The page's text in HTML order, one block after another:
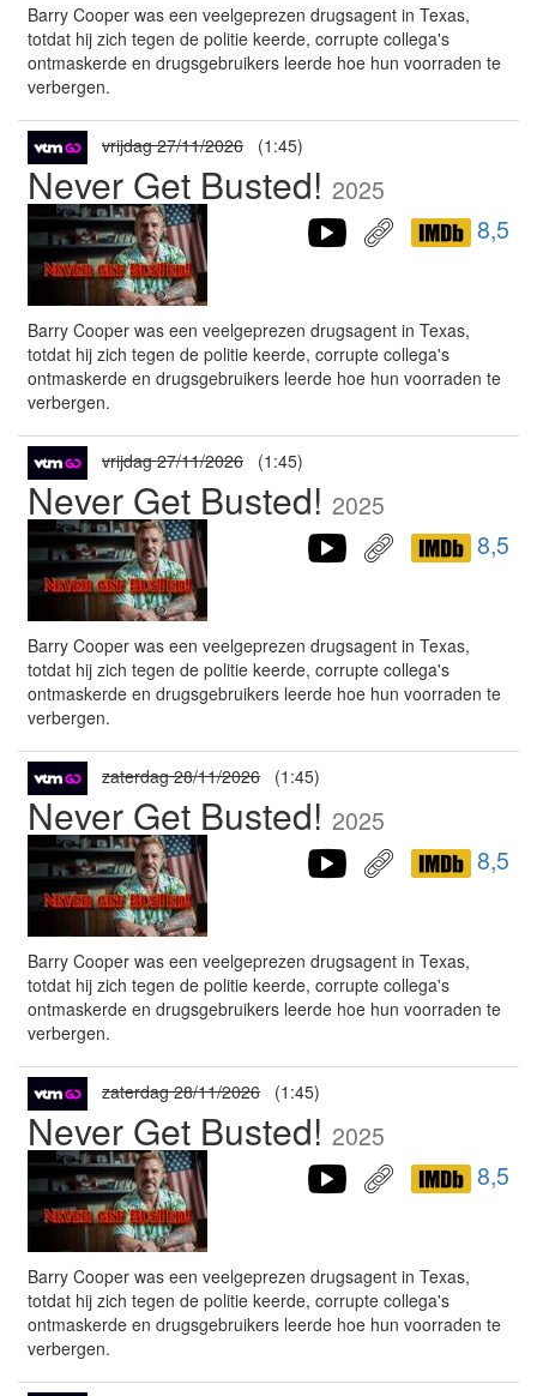
Barry Cooper was een veelgeprezen drugsagent in Texas,
totdat hij zich tegen de politie keerde, corrupte collega's
ontmaskerde en drugsgebruikers leerde hoe hun voorraden te
verbergen.
vrijdag 27/11/2026 (1:45)
Never Get Busted! 2025
8,5
Barry Cooper was een veelgeprezen drugsagent in Texas,
totdat hij zich tegen de politie keerde, corrupte collega's
ontmaskerde en drugsgebruikers leerde hoe hun voorraden te
verbergen.
vrijdag 27/11/2026 (1:45)
Never Get Busted! 2025
8,5
Barry Cooper was een veelgeprezen drugsagent in Texas,
totdat hij zich tegen de politie keerde, corrupte collega's
ontmaskerde en drugsgebruikers leerde hoe hun voorraden te
verbergen.
zaterdag 28/11/2026 (1:45)
Never Get Busted! 2025
8,5
Barry Cooper was een veelgeprezen drugsagent in Texas,
totdat hij zich tegen de politie keerde, corrupte collega's
ontmaskerde en drugsgebruikers leerde hoe hun voorraden te
verbergen.
zaterdag 28/11/2026 (1:45)
Never Get Busted! 2025
8,5
Barry Cooper was een veelgeprezen drugsagent in Texas,
totdat hij zich tegen de politie keerde, corrupte collega's
ontmaskerde en drugsgebruikers leerde hoe hun voorraden te
verbergen.